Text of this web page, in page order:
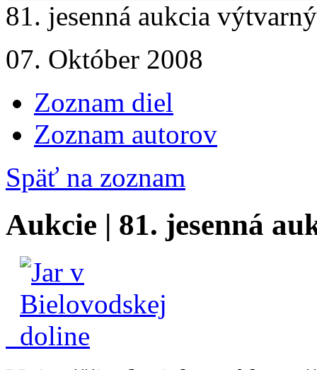
81. jesenná aukcia
07. Október 2008
Zoznam diel
Zoznam autorov
Späť na zoznam
Aukcie | 81. jesenná